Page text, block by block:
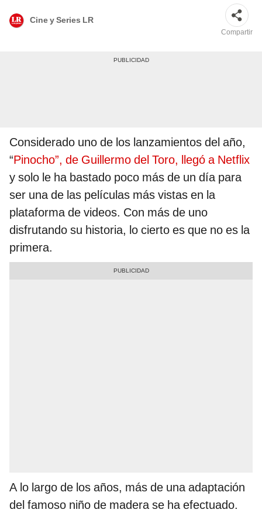
Cine y Series LR
Compartir
Considerado uno de los lanzamientos del año,
“Pinocho”, de Guillermo del Toro, llegó a Netflix
y solo le ha bastado poco más de un día para
ser una de las películas más vistas en la
plataforma de videos. Con más de uno
disfrutando su historia, lo cierto es que no es la
primera.
A lo largo de los años, más de una adaptación
del famoso niño de madera se ha efectuado.